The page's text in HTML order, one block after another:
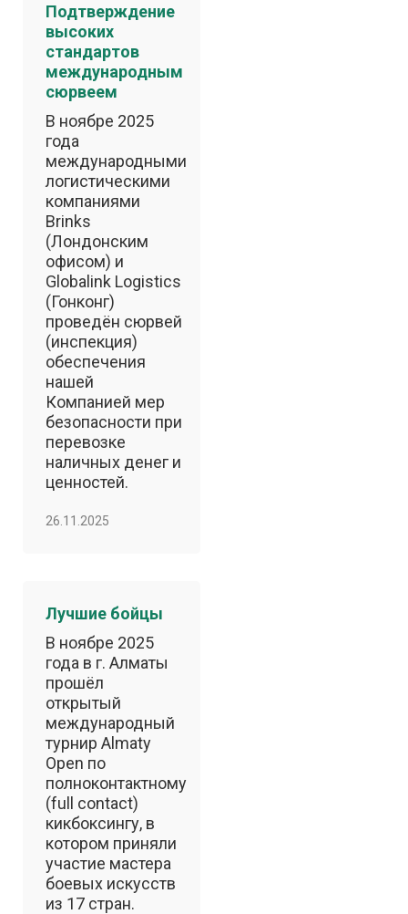
Подтверждение
высоких
стандартов
международным
сюрвеем
В ноябре 2025
года
международными
логистическими
компаниями
Brinks
(Лондонским
офисом) и
Globalink Logistiсs
(Гонконг)
проведён сюрвей
(инспекция)
обеспечения
нашей
Компанией мер
безопасности при
перевозке
наличных денег и
ценностей.
26.11.2025
Лучшие бойцы
В ноябре 2025
года в г. Алматы
прошёл
открытый
международный
турнир Almaty
Open по
полноконтактному
(full contact)
кикбоксингу, в
котором приняли
участие мастера
боевых искусств
из 17 стран.